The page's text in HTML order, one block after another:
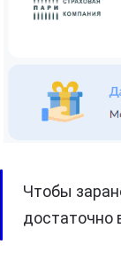
Чтобы
достаточно